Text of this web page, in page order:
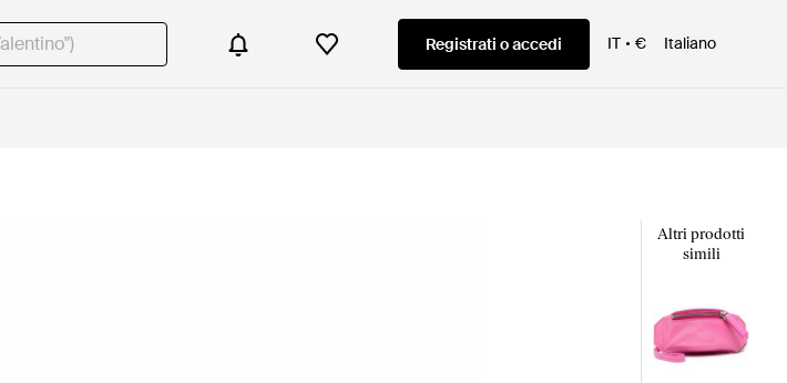
Registrati o accedi IT € Italiano
Altri prodotti
simili